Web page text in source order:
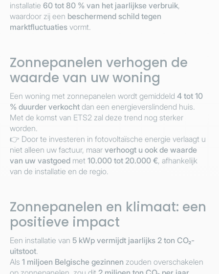
installatie 60 tot 80 % van het jaarlijkse verbruik,
waardoor zij een beschermend schild tegen
marktfluctuaties vormt.
Zonnepanelen verhogen de
waarde van uw woning
Een woning met zonnepanelen wordt gemiddeld 4 tot 10
% duurder verkocht dan een energieverslindend huis.
Met de komst van ETS2 zal deze trend nog sterker
worden.
👉 Door te investeren in fotovoltaïsche energie verlaagt u
niet alleen uw factuur, maar verhoogt u ook de waarde
van uw vastgoed met 10.000 tot 20.000 €, afhankelijk
van de installatie en de regio.
Zonnepanelen en klimaat: een
positieve impact
Een installatie van 5 kWp vermijdt jaarlijks 2 ton CO₂-
uitstoot.
Als 1 miljoen Belgische gezinnen zouden overschakelen